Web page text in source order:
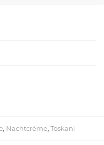
, Nachtcrème, Toskani